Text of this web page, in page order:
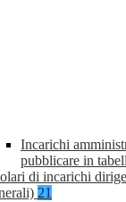
Incarichi
pubblicare in
di incarichi
21